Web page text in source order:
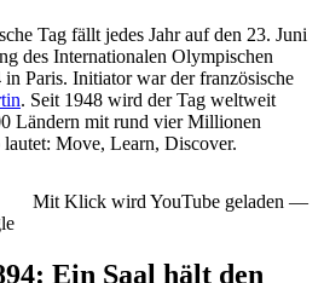
Tag fällt jedes Jahr auf den 23. Juni
des Internationalen Olympischen
Paris. Initiator war der französische
. Seit 1948 wird der Tag weltweit
Ländern mit rund vier Millionen
Move, Learn, Discover.
Mit Klick wird YouTube geladen —
Ein Saal hält den